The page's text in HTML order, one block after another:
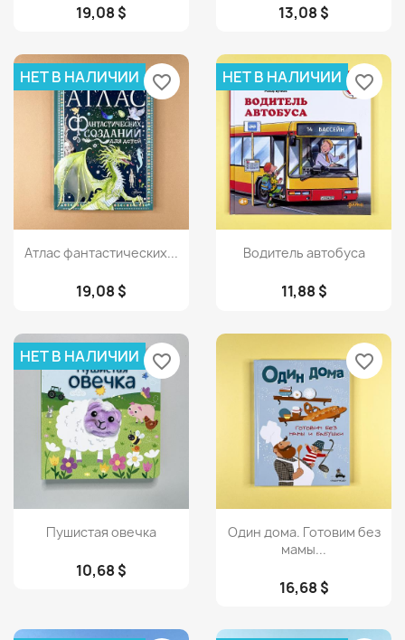
19,08 $ 13,08 $
Просмотр
Атлас фантастических...
19,08 $
НЕТ В НАЛИЧИИ favorite_border
Просмотр
Водитель автобуса
11,88 $
НЕТ В НАЛИЧИИ favorite_border
Просмотр
Пушистая овечка
10,68 $
НЕТ В НАЛИЧИИ favorite_border
Просмотр
Один дома. Готовим без
мамы...
16,68 $
favorite_border